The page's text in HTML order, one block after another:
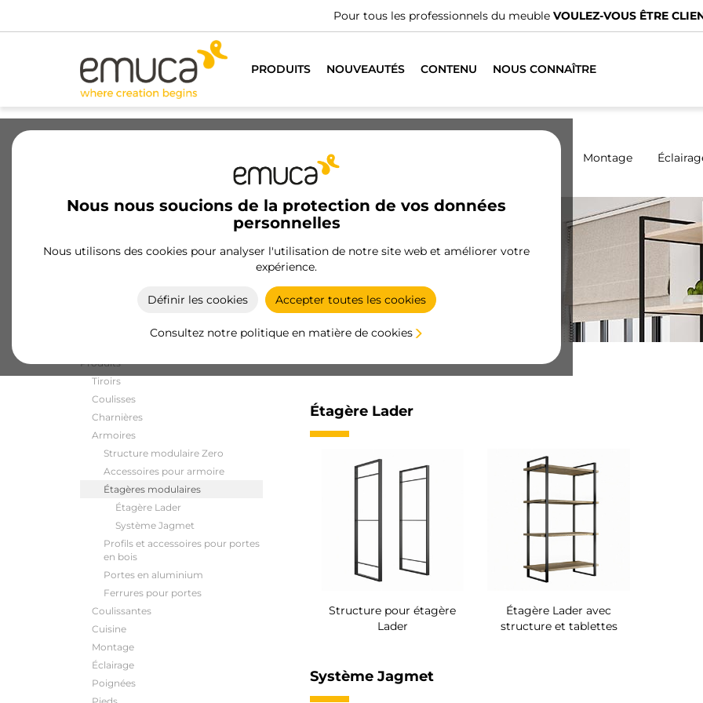
VOULEZ-VOUS ÊTRE CLIENT ?
PRODUITS NOUVEAUTÉS CONTENU NOUS CONNAÎTRE
Nous nous soucions de la protection de vos données
personnelles
Nous utilisons des cookies pour analyser l'utilisation de notre site web et améliorer votre
expérience.
Définir les cookies Accepter toutes les cookies
Consultez notre politique en matière de cookies
Charnières Montage
Étagères modulaires
Étagères modulaires d'Emuca : optimisez votre
dressing avec des structures polyvalentes et un
design élégant. Personnalisation totale et
installation facile.
Produits
Tiroirs
Coulisses
Charnières
Armoires
Structure modulaire Zero
Accessoires pour armoire
Étagères modulaires
Étagère Lader
Système Jagmet
Profils et accessoires pour portes
en bois
Portes en aluminium
Ferrures pour portes
Coulissantes
Cuisine
Montage
Éclairage
Poignées
Étagère Lader
Structure pour étagère
Lader
Étagère Lader avec
structure et tablettes
Système Jagmet